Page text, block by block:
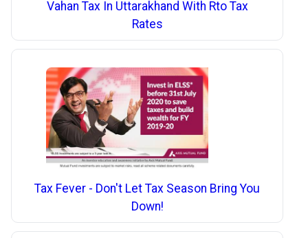
Vahan Tax In Uttarakhand With Rto Tax
Rates
Tax Fever - Don't Let Tax Season Bring You
Down!